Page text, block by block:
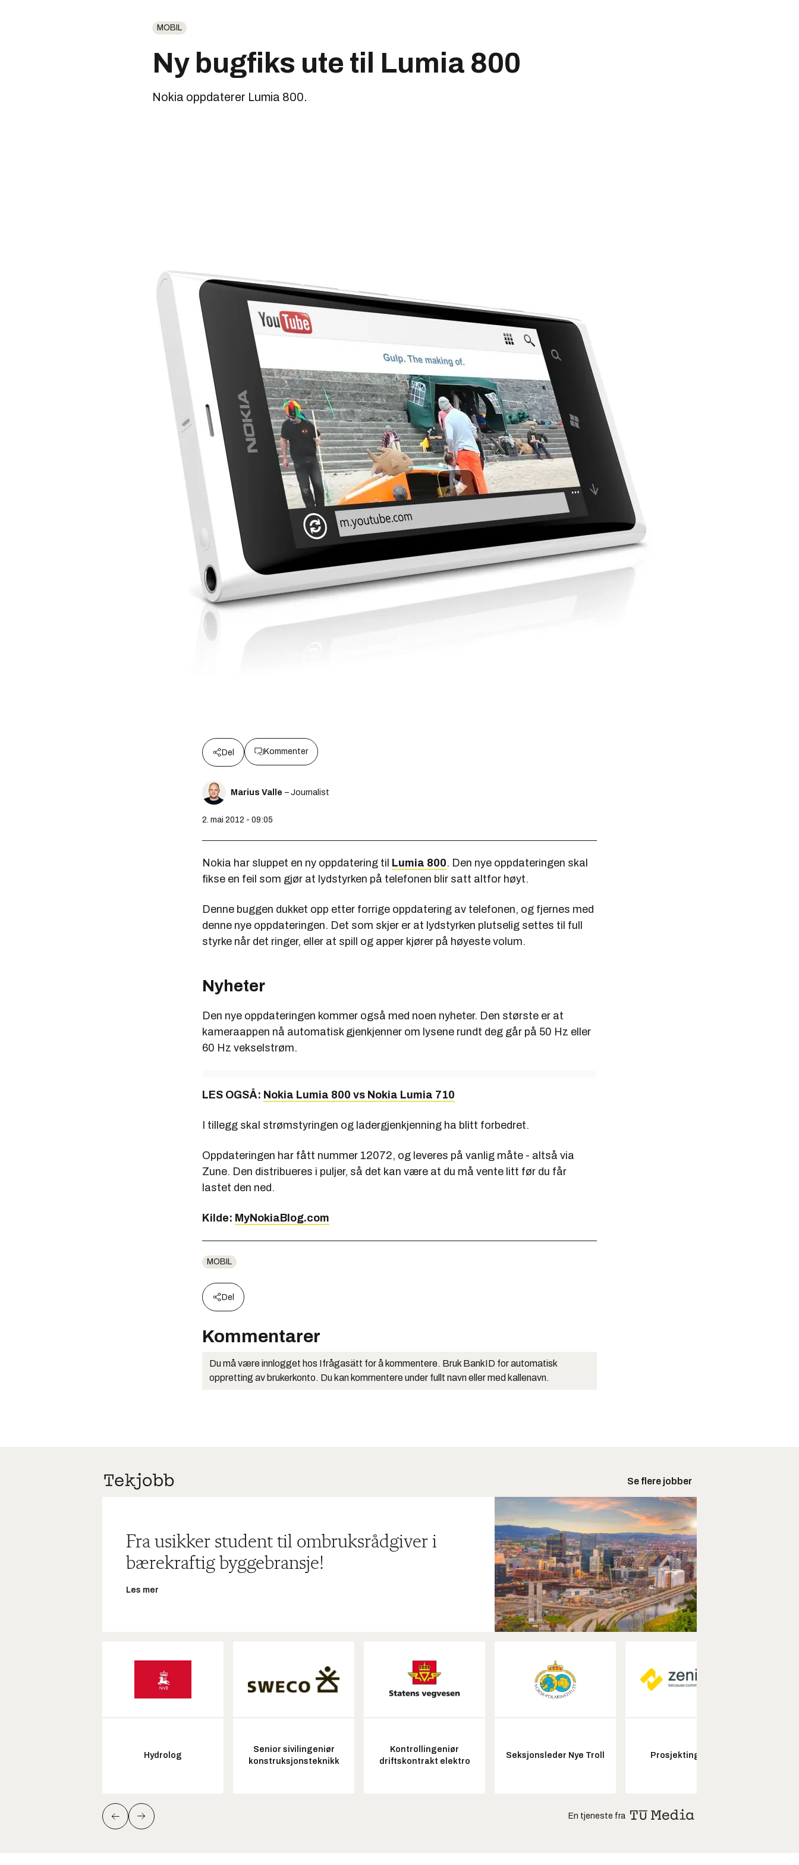
MOBIL
Ny bugfiks ute til Lumia 800
Nokia oppdaterer Lumia 800.
Del Kommenter
Marius Valle – Journalist
2. mai 2012 - 09:05
Nokia har sluppet en ny oppdatering til Lumia 800. Den nye oppdateringen skal
fikse en feil som gjør at lydstyrken på telefonen blir satt altfor høyt.
Denne buggen dukket opp etter forrige oppdatering av telefonen, og fjernes med
denne nye oppdateringen. Det som skjer er at lydstyrken plutselig settes til full
styrke når det ringer, eller at spill og apper kjører på høyeste volum.
Nyheter
Den nye oppdateringen kommer også med noen nyheter. Den største er at
kameraappen nå automatisk gjenkjenner om lysene rundt deg går på 50 Hz eller
60 Hz vekselstrøm.
LES OGSÅ: Nokia Lumia 800 vs Nokia Lumia 710
I tillegg skal strømstyringen og ladergjenkjenning ha blitt forbedret.
Oppdateringen har fått nummer 12072, og leveres på vanlig måte - altså via
Zune. Den distribueres i puljer, så det kan være at du må vente litt før du får
lastet den ned.
Kilde: MyNokiaBlog.com
MOBIL
Del
Kommentarer
Du må være innlogget hos Ifrågasätt for å kommentere. Bruk BankID for automatisk
oppretting av brukerkonto. Du kan kommentere under fullt navn eller med kallenavn.
Se flere jobber
Fra usikker student til ombruksrådgiver i
bærekraftig byggebransje!
Les mer
Hydrolog
Senior sivilingeniør
konstruksjonsteknikk
Kontrollingeniør
driftskontrakt elektro
Seksjonsleder Nye Troll Prosjektingeniør
En tjeneste fra